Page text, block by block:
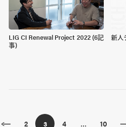
LIG CI Renewal Project 2022 (6記
事)
新人
2 3 4 … 10